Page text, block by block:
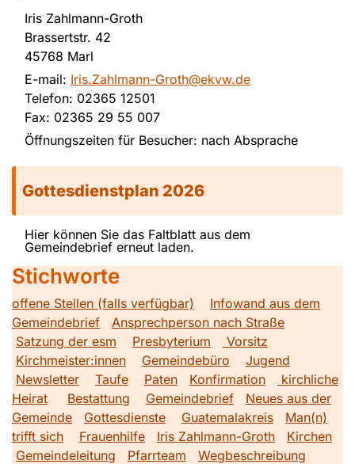
Iris Zahlmann-Groth
Brassertstr. 42
45768 Marl
E-mail: Iris.Zahlmann-Groth@ekvw.de
Telefon: 02365 12501
Fax: 02365 29 55 007
Öffnungszeiten für Besucher: nach Absprache
Gottesdienstplan 2026
Hier können Sie das Faltblatt aus dem
Gemeindebrief erneut laden.
Stichworte
offene Stellen (falls verfügbar)
Infowand aus dem
Gemeindebrief
Ansprechperson nach Straße
Satzung der esm
Presbyterium
Vorsitz
Kirchmeister:innen
Gemeindebüro
Jugend
Newsletter
Taufe Paten Konfirmation
kirchliche
Heirat
Bestattung Gemeindebrief
Neues aus der
Gemeinde
Gottesdienste Guatemalakreis
Man(n)
trifft sich
Frauenhilfe Iris Zahlmann-Groth
Kirchen
Gemeindeleitung
Pfarrteam
Wegbeschreibung